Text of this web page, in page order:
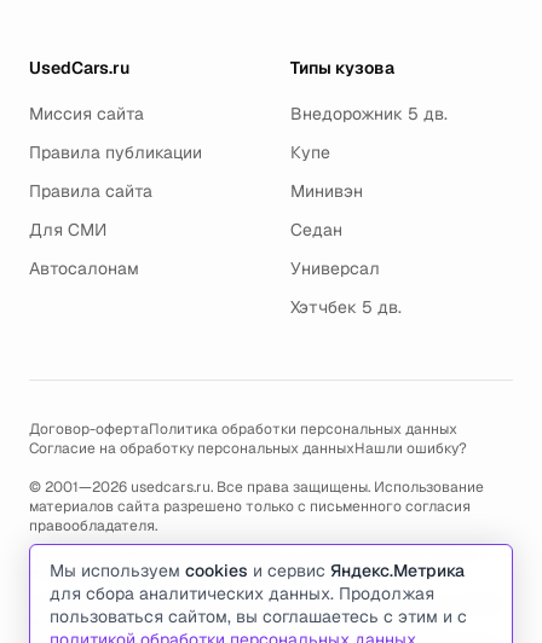
UsedCars.ru
Миссия сайта
Правила публикации
Правила сайта
Для СМИ
Автосалонам
Типы кузова
Внедорожник 5 дв.
Купе
Минивэн
Седан
Универсал
Хэтчбек 5 дв.
Договор-офертаПолитика обработки персональных данных
Согласие на обработку персональных данныхНашли ошибку?
© 2001—2026 usedcars.ru. Все права защищены. Использование
материалов сайта разрешено только с письменного согласия
правообладателя.
Пользуясь сайтом, вы соглашаетесь с использованием cookies и
политикой обработки персональных данных.
По всем вопросам связанным с работой сайта, ошибками, глюками
и проблемами обращайтесь по адресу электронной почты
Мы используем cookies и сервис Яндекс.Метрика
для сбора аналитических данных. Продолжая
пользоваться сайтом, вы соглашаетесь с этим и с